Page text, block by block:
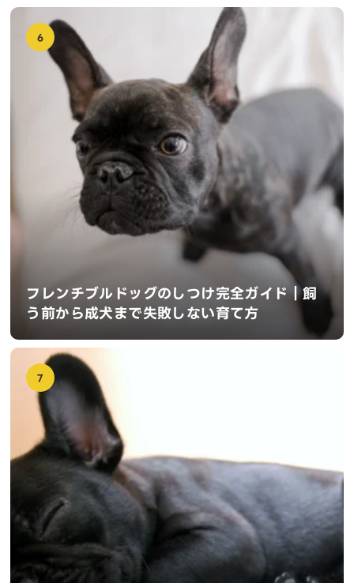
6
フレンチブルドッグのしつけ完全ガイド｜飼
う前から成犬まで失敗しない育て方
7